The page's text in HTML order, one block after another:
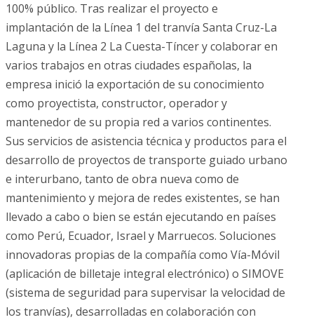
100% público. Tras realizar el proyecto e
implantación de la Línea 1 del tranvía Santa Cruz-La
Laguna y la Línea 2 La Cuesta-Tíncer y colaborar en
varios trabajos en otras ciudades españolas, la
empresa inició la exportación de su conocimiento
como proyectista, constructor, operador y
mantenedor de su propia red a varios continentes.
Sus servicios de asistencia técnica y productos para el
desarrollo de proyectos de transporte guiado urbano
e interurbano, tanto de obra nueva como de
mantenimiento y mejora de redes existentes, se han
llevado a cabo o bien se están ejecutando en países
como Perú, Ecuador, Israel y Marruecos. Soluciones
innovadoras propias de la compañía como Vía-Móvil
(aplicación de billetaje integral electrónico) o SIMOVE
(sistema de seguridad para supervisar la velocidad de
los tranvías), desarrolladas en colaboración con